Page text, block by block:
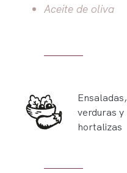
Aceite de oliva
Ensaladas,
verduras y
hortalizas